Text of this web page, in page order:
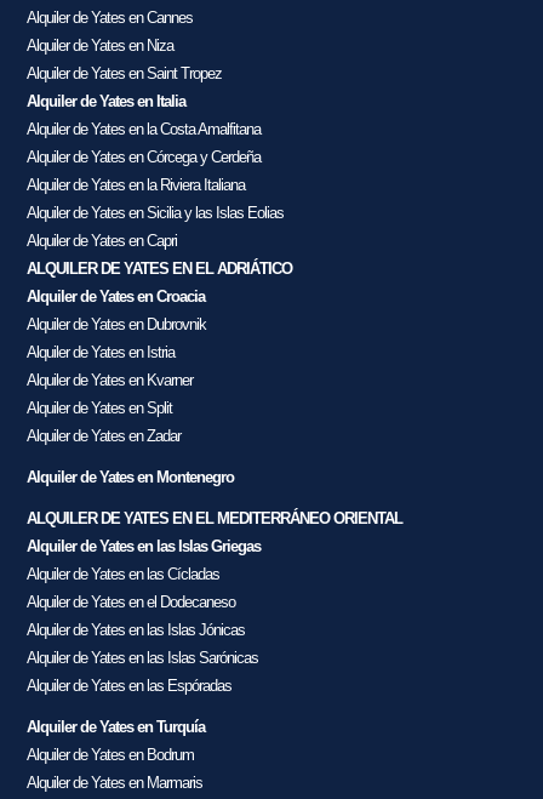
Alquiler de Yates en Cannes
Alquiler de Yates en Niza
Alquiler de Yates en Saint Tropez
Alquiler de Yates en Italia
Alquiler de Yates en la Costa Amalfitana
Alquiler de Yates en Córcega y Cerdeña
Alquiler de Yates en la Riviera Italiana
Alquiler de Yates en Sicilia y las Islas Eolias
Alquiler de Yates en Capri
ALQUILER DE YATES EN EL ADRIÁTICO
Alquiler de Yates en Croacia
Alquiler de Yates en Dubrovnik
Alquiler de Yates en Istria
Alquiler de Yates en Kvarner
Alquiler de Yates en Split
Alquiler de Yates en Zadar
Alquiler de Yates en Montenegro
ALQUILER DE YATES EN EL MEDITERRÁNEO ORIENTAL
Alquiler de Yates en las Islas Griegas
Alquiler de Yates en las Cícladas
Alquiler de Yates en el Dodecaneso
Alquiler de Yates en las Islas Jónicas
Alquiler de Yates en las Islas Sarónicas
Alquiler de Yates en las Espóradas
Alquiler de Yates en Turquía
Alquiler de Yates en Bodrum
Alquiler de Yates en Marmaris